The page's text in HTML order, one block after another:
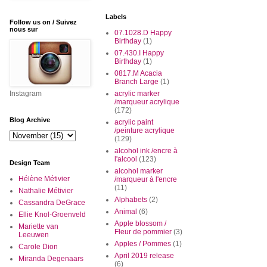
Follow us on / Suivez
nous sur
Instagram
Blog Archive
Design Team
Hélène Métivier
Nathalie Métivier
Cassandra DeGrace
Ellie Knol-Groenveld
Mariette van
Leeuwen
Carole Dion
Miranda Degenaars
Labels
07.1028.D Happy
Birthday (1)
07.430.I Happy
Birthday (1)
0817.M Acacia
Branch Large (1)
acrylic marker
/marqueur acrylique
(172)
acrylic paint
/peinture acrylique
(129)
alcohol ink /encre à
l'alcool (123)
alcohol marker
/marqueur à l'encre
(11)
Alphabets (2)
Animal (6)
Apple blossom /
Fleur de pommier (3)
Apples / Pommes (1)
April 2019 release
(6)